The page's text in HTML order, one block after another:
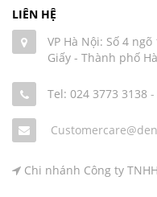
LIÊN HỆ
VP Hà Nội: Số 4
Giấy - Thành phố
Tel: 024 3773 3138 -
Chi nhánh Công ty